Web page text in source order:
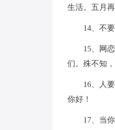
生活。五月
14、不
15、网
们。殊不知
16、人
你好！
17、当